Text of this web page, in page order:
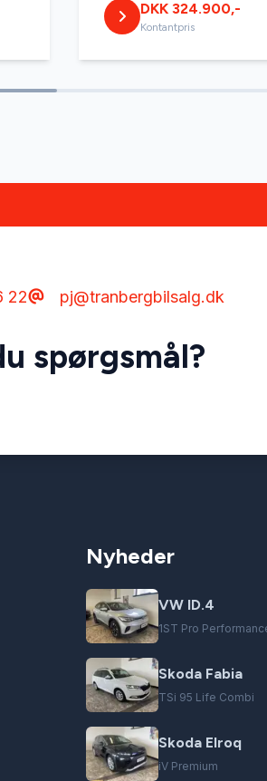
DKK 324.900,-
Kontantpris
22 pj@tranbergbilsalg.dk
spørgsmål?
Nyheder
VW ID.4
1ST Pro
Skoda Fabia
TSi 95 Life Combi
Skoda Elroq
iV Premium